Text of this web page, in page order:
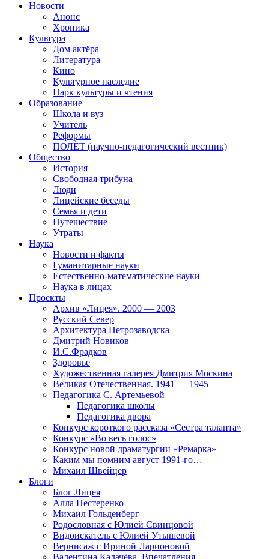
Новости
Анонс
Хроника
Культура
Дом актёра
Литература
Кино
Культурное наследие
Парк культуры и чтения
Образование
Школа и вуз
Учитель
Реформы
ПОЛЁТ (научно-педагогический вестник)
Общество
История
Свободная трибуна
Люди
Лицейские беседы
Семья и дети
Путешествие
Утраты
Наука
Новости и факты
Гуманитарные науки
Естественно-математические науки
Наука в лицах
Проекты
Архив «Лицея». 2000 — 2003
Русский Север
Архитектура Петрозаводска
Дмитрий Новиков
И.С.Фрадков
Здоровье
Художественная галерея Дмитрия Москина
Великая Отечественная. 1941 — 1945
Педагогика С. Артемьевой
Педагогика школы
Педагогика двора
Конкурс короткого рассказа «Сестра таланта»
Конкурс «Во весь голос»
Конкурс новой драматургии «Ремарка»
Каким мы помним август 1991-го…
Михаил Швейцер
Блоги
Блог Лицея
Алла Нестеренко
Михаил Гольденберг
Родословная с Юлией Свинцовой
Видоискатель с Юлией Утышевой
Вернисаж с Ириной Ларионовой